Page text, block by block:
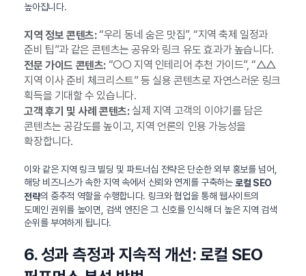
높아집니다.
지역 정보 콘텐츠:“우리 동네 숨은 맛집”, “지역 축제 일정과
준비 팁”과 같은 콘텐츠는 공유와 링크 유도 효과가 높습니다.
전문 가이드 콘텐츠:“○○ 지역 인테리어 추천 가이드”, “△△
지역 이사 준비 체크리스트” 등 실용 콘텐츠로 자연스러운 링크
획득을 기대할 수 있습니다.
고객 후기 및 사례 콘텐츠:실제 지역 고객의 이야기를 담은
콘텐츠는 공감도를 높이고, 지역 언론의 인용 가능성을
확장합니다.
이와 같은 지역 링크 빌딩 및 파트너십 전략은 단순한 외부 홍보를 넘어,
해당 비즈니스가 속한 지역 속에서 신뢰와 연계를 구축하는로컬 SEO
전략의 중추적 역할을 수행합니다. 링크와 협업을 통해 웹사이트의
도메인 권위를 높이면, 검색 엔진은 그 신호를 인식해 더 높은 지역 검색
순위를 부여하게 됩니다.
6. 성과 측정과 지속적 개선: 로컬 SEO